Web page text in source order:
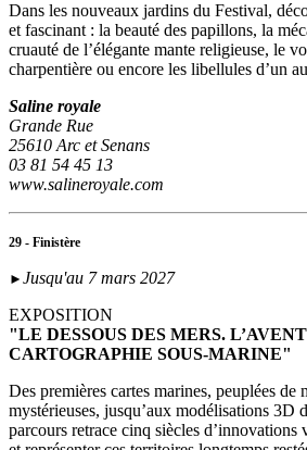
Dans les nouveaux jardins du Festival,
et fascinant : la beauté des papillons, la
cruauté de l’élégante mante religieuse, le
charpentière ou encore les libellules d’un
Saline royale
Grande Rue
25610 Arc et Senans
03 81 54 45 13
www.salineroyale.com
29 - Finistère
► Jusqu'au 7 mars 2027
EXPOSITION
"LE DESSOUS DES MERS.
CARTOGRAPHIE SOUS-MARINE"
Des premières cartes marines, peuplées de
mystérieuses, jusqu’aux modélisations 3D
parcours retrace cinq siècles d’innovations